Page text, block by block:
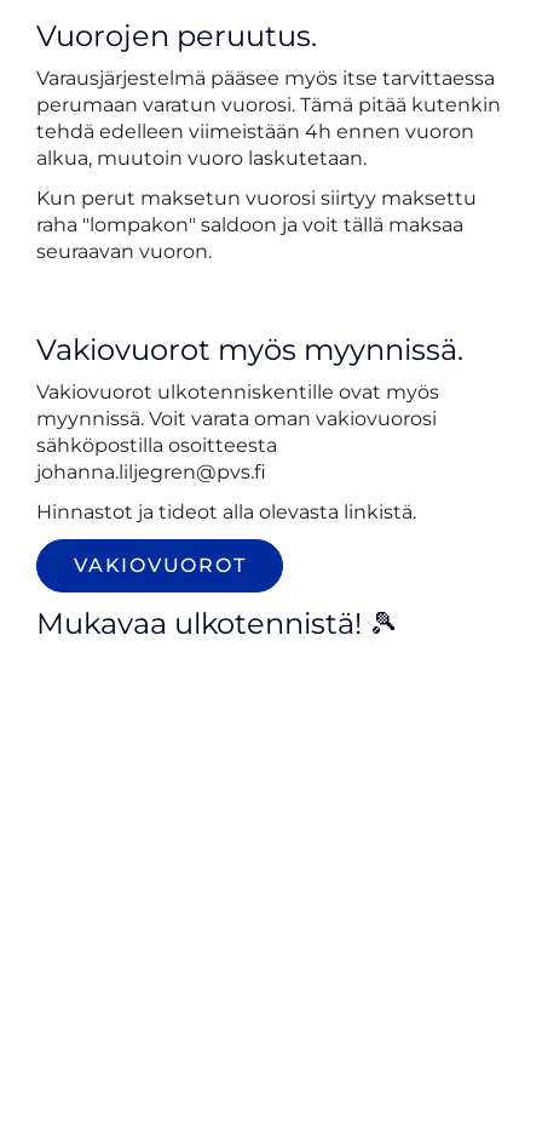
Vuorojen peruutus.
Varausjärjestelmä pääsee myös itse tarvittaessa
perumaan varatun vuorosi. Tämä pitää kutenkin
tehdä edelleen viimeistään 4h ennen vuoron
alkua, muutoin vuoro laskutetaan.
Kun perut maksetun vuorosi siirtyy maksettu
raha "lompakon" saldoon ja voit tällä maksaa
seuraavan vuoron.
Vakiovuorot myös myynnissä.
Vakiovuorot ulkotenniskentille ovat myös
myynnissä. Voit varata oman vakiovuorosi
sähköpostilla osoitteesta
johanna.liljegren@pvs.fi
Hinnastot ja tideot alla olevasta linkistä.
VAKIOVUOROT
Mukavaa ulkotennistä! 🎾